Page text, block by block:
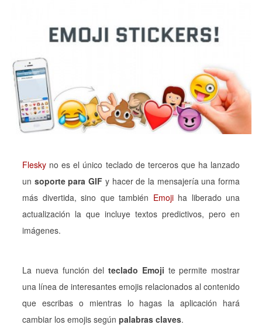
Flesky no es el único teclado de terceros que ha lanzado
un soporte para GIF y hacer de la mensajería una forma
más divertida, sino que también Emojiha liberado una
actualización la que incluye textos predictivos, pero en
imágenes.
La nueva función del teclado Emoji te permite mostrar
una línea de interesantes emojis relacionados al contenido
que escribas o mientras lo hagas la aplicación hará
cambiar los emojis según palabras claves.